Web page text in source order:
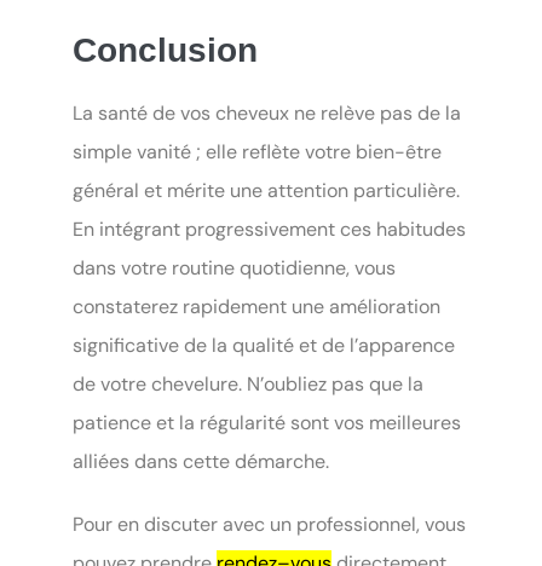
Conclusion
La santé de vos cheveux ne relève pas de la
simple vanité ; elle reflète votre bien-être
général et mérite une attention particulière.
En intégrant progressivement ces habitudes
dans votre routine quotidienne, vous
constaterez rapidement une amélioration
significative de la qualité et de l’apparence
de votre chevelure. N’oubliez pas que la
patience et la régularité sont vos meilleures
alliées dans cette démarche.
Pour en discuter avec un professionnel, vous